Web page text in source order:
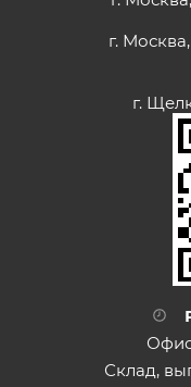
г.
г.
Склад,